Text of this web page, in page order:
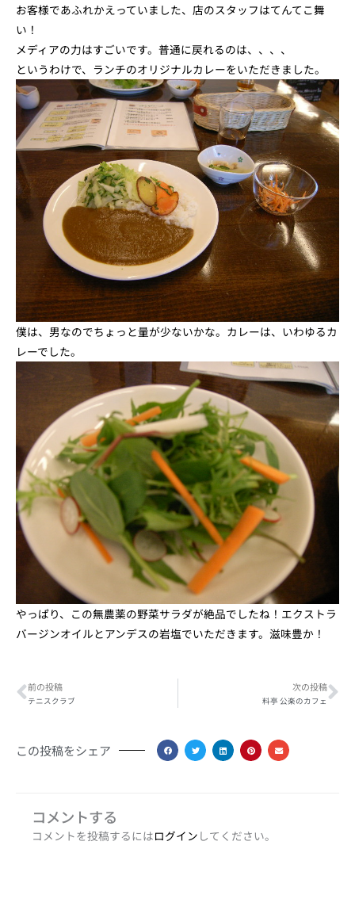
お客様であふれかえっていました、店のスタッフはてんてこ舞
い！
メディアの力はすごいです。普通に戻れるのは、、、、
というわけで、ランチのオリジナルカレーをいただきました。
僕は、男なのでちょっと量が少ないかな。カレーは、いわゆるカ
レーでした。
やっぱり、この無農薬の野菜サラダが絶品でしたね！エクストラ
バージンオイルとアンデスの岩塩でいただきます。滋味豊か！
Prev
前の投稿
テニスクラブ
次の投稿
料亭 公楽のカフェ
この投稿をシェア
コメントする
コメントを投稿するにはログイン してください。